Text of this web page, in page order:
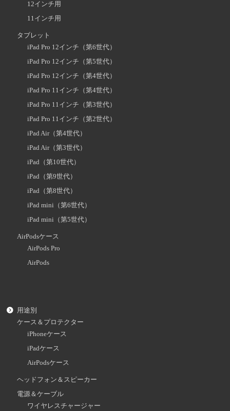
12インチ用
11インチ用
タブレット
iPad Pro 12インチ（第6世代）
iPad Pro 12インチ（第5世代）
iPad Pro 12インチ（第4世代）
iPad Pro 11インチ（第4世代）
iPad Pro 11インチ（第3世代）
iPad Pro 11インチ（第2世代）
iPad Air（第4世代）
iPad Air（第3世代）
iPad（第10世代）
iPad（第9世代）
iPad（第8世代）
iPad mini（第6世代）
iPad mini（第5世代）
AirPodsケース
AirPods Pro
AirPods
用途別
ケース＆プロテクター
iPhoneケース
iPadケース
AirPodsケース
ヘッドフォン＆スピーカー
電源＆ケーブル
ワイヤレスチャージャー